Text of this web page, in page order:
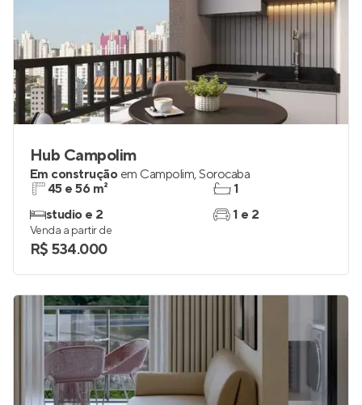
Hub Campolim
Em construção em Campolim,Sorocaba
45 e 56 m²
studio e 2
1
1 e 2
Venda a partir de
R$ 534.000